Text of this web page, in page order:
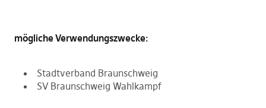
mögliche Verwendungszwecke:
Stadtverband Braunschweig
SV Braunschweig Wahlkampf